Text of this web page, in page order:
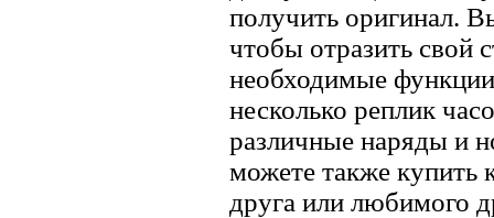
получить оригинал.
чтобы отразить свой
необходимые
несколько реплик
различные наряды и
можете также купить
друга или любимого